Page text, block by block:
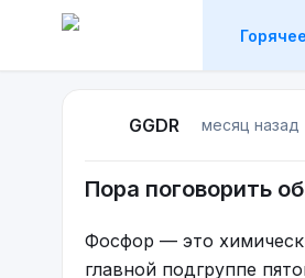
Горячее
GGDR месяц назад
Пора поговорить
Фосфор — это
главной подгруппе